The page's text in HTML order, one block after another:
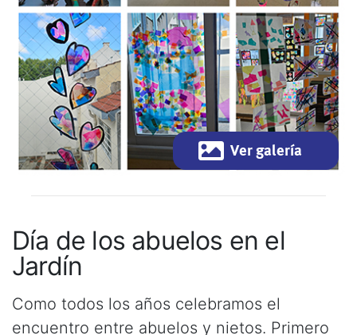
Ver galería
Día de los abuelos en el
Jardín
Como todos los años celebramos el
encuentro entre abuelos y nietos. Primero